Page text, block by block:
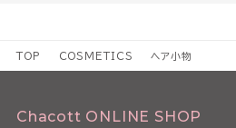
TOP COSMETICS ヘア小物
Chacott ONLINE SHOP